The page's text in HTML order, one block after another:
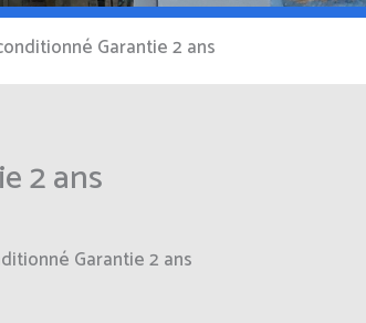
Garantie 2 ans
2 ans
Garantie 2 ans